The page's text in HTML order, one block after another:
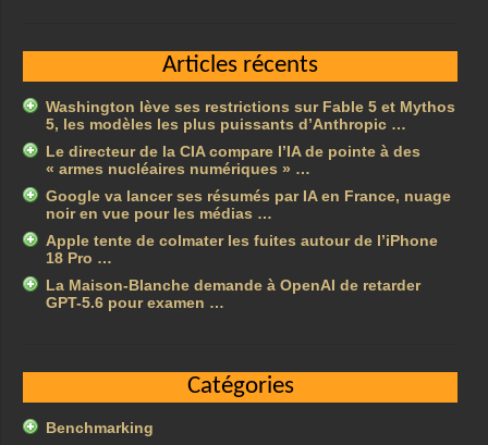
Articles récents
Washington lève ses restrictions sur Fable 5 et Mythos
5, les modèles les plus puissants d’Anthropic …
Le directeur de la CIA compare l’IA de pointe à des
« armes nucléaires numériques » …
Google va lancer ses résumés par IA en France, nuage
noir en vue pour les médias …
Apple tente de colmater les fuites autour de l’iPhone
18 Pro …
La Maison-Blanche demande à OpenAI de retarder
GPT-5.6 pour examen …
Catégories
Benchmarking